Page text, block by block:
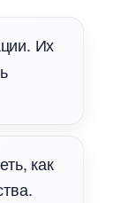
Их
как